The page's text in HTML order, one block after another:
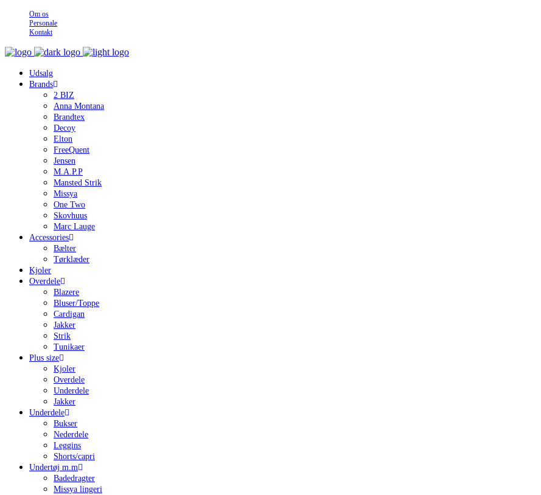
Om os
Personale
Kontakt
Udsalg
Brands
2 BIZ
Anna Montana
Brandtex
Decoy
Elton
FreeQuent
Jensen
M.A.P.P
Mansted Strik
Missya
One Two
Skovhuus
Marc Lauge
Accessories
Bælter
Tørklæder
Kjoler
Overdele
Blazere
Bluser/Toppe
Cardigan
Jakker
Strik
Tunikaer
Plus size
Kjoler
Overdele
Underdele
Jakker
Underdele
Bukser
Nederdele
Leggins
Shorts/capri
Undertøj m.m
Badedragter
Missya lingeri